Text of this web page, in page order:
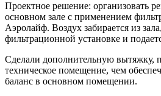
Проектное решение: организовать
основном зале с применением
Аэролайф. Воздух забирается из
фильтрационной установке и
Сделали дополнительную вытяжку,
техническое помещение, чем
баланс в основном помещении.